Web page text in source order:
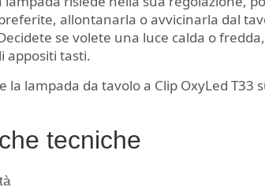
allontanarla o avvicinarla dal
se volete una luce calda o
appositi tasti.
la lampada da tavolo a Clip OxyLed T33
tecniche